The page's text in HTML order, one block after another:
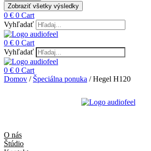
Zobraziť všetky výsledky
0 € 0 Cart
Vyhľadať
0 € 0 Cart
Vyhľadať
0 € 0 Cart
Domov / Špeciálna ponuka / Hegel H120
O nás
Štúdio